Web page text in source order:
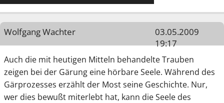
Wolfgang Wachter
03.05.2009
19:17
Auch die mit heutigen Mitteln behandelte Trauben
zeigen bei der Gärung eine hörbare Seele. Während des
Gärprozesses erzählt der Most seine Geschichte. Nur,
wer dies bewußt miterlebt hat, kann die Seele des